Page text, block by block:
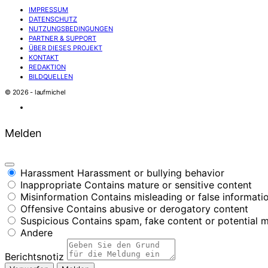
IMPRESSUM
DATENSCHUTZ
NUTZUNGSBEDINGUNGEN
PARTNER & SUPPORT
ÜBER DIESES PROJEKT
KONTAKT
REDAKTION
BILDQUELLEN
© 2026 - laufmichel
Melden
Harassment Harassment or bullying behavior
Inappropriate Contains mature or sensitive content
Misinformation Contains misleading or false
Offensive Contains abusive or derogatory content
Suspicious Contains spam, fake content or potential
Andere
Berichtsnotiz